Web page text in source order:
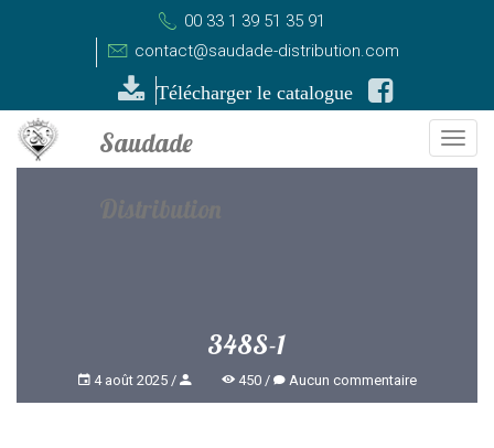
00 33 1 39 51 35 91
contact@saudade-distribution.com
Télécharger le catalogue
348S-1
4 août 2025 450 Aucun commentaire